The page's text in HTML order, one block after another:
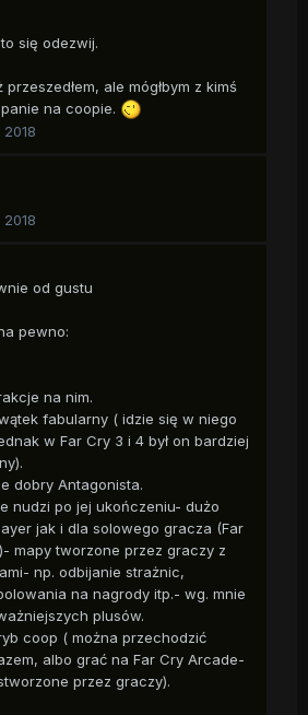
się odezwij.
przeszedłem, ale mógłbym z kimś
na coopie.
od gustu
pewno:
na nim.
fabularny ( idzie się w niego
w Far Cry 3 i 4 był on bardziej
dobry Antagonista.
nudzi po jej ukończeniu- dużo
jak i dla solowego gracza (Far
mapy tworzone przez graczy z
np. odbijanie strażnic,
na nagrody itp.- wg. mnie
plusów.
coop ( można przechodzić
albo grać na Far Cry Arcade-
przez graczy).